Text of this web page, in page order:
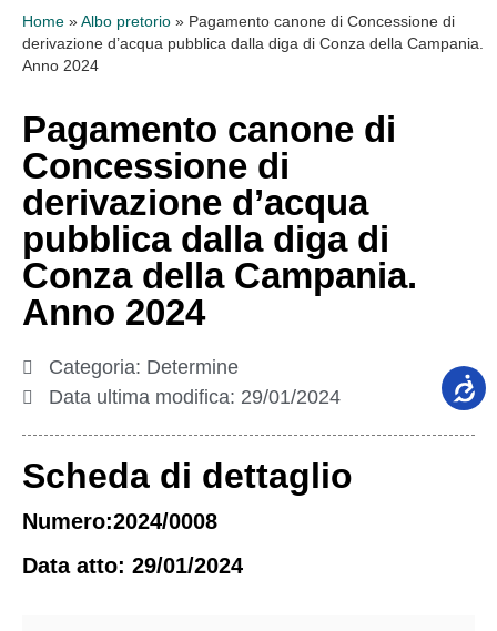
Home » Albo pretorio » Pagamento canone di Concessione di
derivazione d’acqua pubblica dalla diga di Conza della Campania.
Anno 2024
Pagamento canone di
Concessione di
derivazione d’acqua
pubblica dalla diga di
Conza della Campania.
Anno 2024
Categoria: Determine
Data ultima modifica: 29/01/2024
Scheda di dettaglio
Numero:2024/0008
Data atto: 29/01/2024